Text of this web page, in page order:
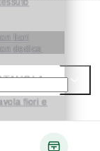
fiori
dedica
fiori e